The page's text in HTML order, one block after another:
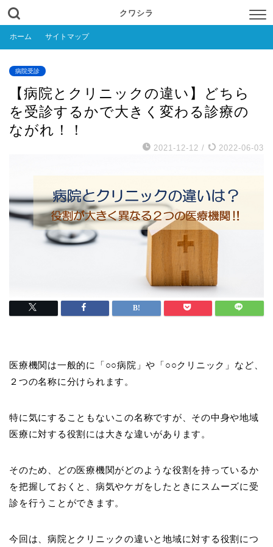
クワシラ
ホーム サイトマップ
病院受診
【病院とクリニックの違い】どちら
を受診するかで大きく変わる診療の
ながれ！！
2021-12-12 / 2022-06-03
医療機関は一般的に「○○病院」や「○○クリニック」など、
２つの名称に分けられます。
特に気にすることもないこの名称ですが、その中身や地域
医療に対する役割には大きな違いがあります。
そのため、どの医療機関がどのような役割を持っているか
を把握しておくと、病気やケガをしたときにスムーズに受
診を行うことができます。
今回は、病院とクリニックの違いと地域に対する役割につ